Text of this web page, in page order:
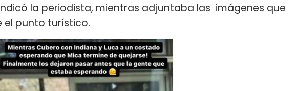
la periodista, mientras adjuntaba las imágenes que
el punto turístico.